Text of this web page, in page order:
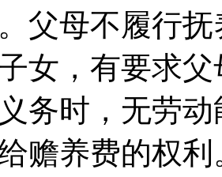
父母不履行
女，有要求
务时，无劳
赡养费的权